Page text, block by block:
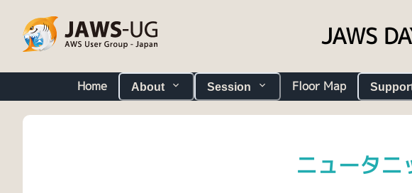
JAWS
Home About Session Floor Map
ニュータニ